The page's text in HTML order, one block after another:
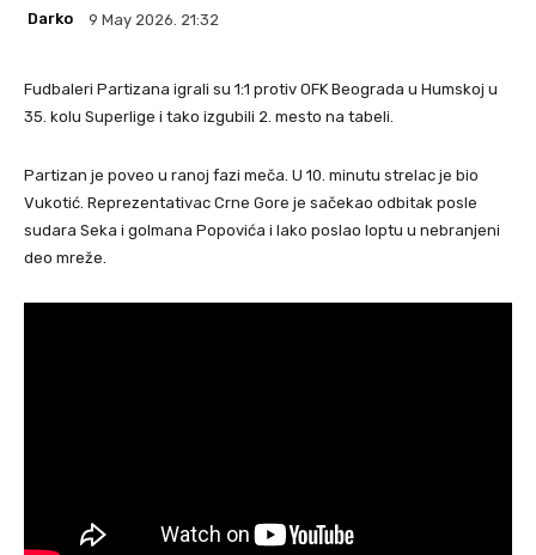
Darko 9 May 2026. 21:32
Fudbaleri Partizana igrali su 1:1 protiv OFK Beograda u Humskoj u
35. kolu Superlige i tako izgubili 2. mesto na tabeli.
Partizan je poveo u ranoj fazi meča. U 10. minutu strelac je bio
Vukotić. Reprezentativac Crne Gore je sačekao odbitak posle
sudara Seka i golmana Popovića i lako poslao loptu u nebranjeni
deo mreže.